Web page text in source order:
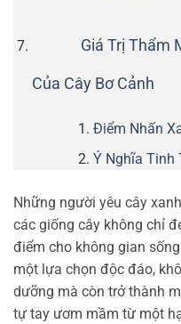
Giá Trị Thẩm
Của Cây Bơ Cảnh
Điểm Nhấn
Ý Nghĩa Tinh
Những người yêu cây
các giống cây không chỉ
điểm cho không gian
một lựa chọn độc đáo,
dưỡng mà còn trở thành
tự tay ươm mầm từ một